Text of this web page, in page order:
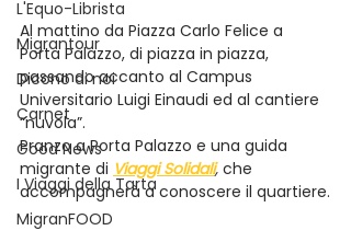
L'Equo-Librista
Migrantour
Dicono di noi
Carnet
Good News
I Viaggi della Tarta
MigranFOOD
Al mattino da Piazza Carlo Felice a
Porta Palazzo, di piazza in piazza,
passando accanto al Campus
Universitario Luigi Einaudi ed al cantiere
“nuvola”.
Pranzo a Porta Palazzo e una guida
migrante di Viaggi Solidali, che
accompagnerà a conoscere il quartiere.